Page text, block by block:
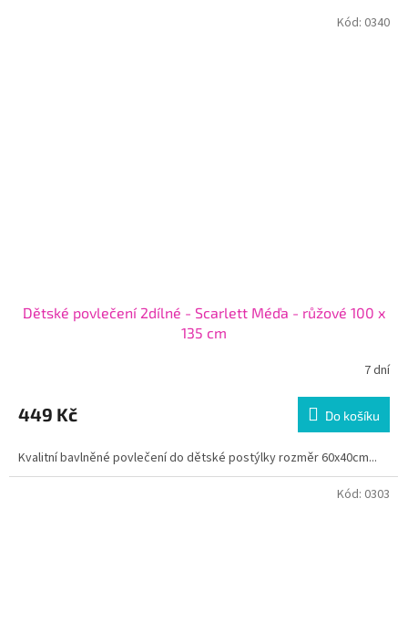
Dětské povlečení 2dílné - Scarlett Méďa - růžové 100 x
135 cm
7 dní
449 Kč Do košíku
Kvalitní bavlněné povlečení do dětské postýlky rozměr 60x40cm...
Kód: 0340
Kód: 0303